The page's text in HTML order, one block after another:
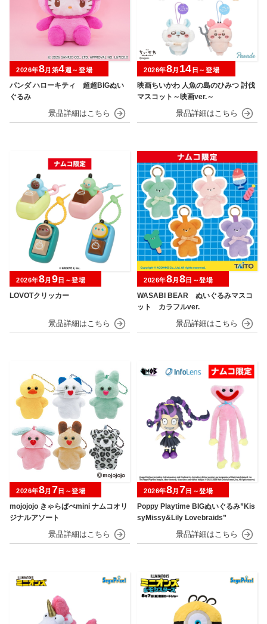
パンダ ハローキティ 超超BIGぬい
ぐるみ
2026年8月第4週～登場
映画ちいかわ 人魚の島のひみつ 討伐
マスコット～映画ver.～
2026年8月 14 日～登場
LOVOTクリッカー
2026年8月 9 日～登場
WASABI BEAR ぬいぐるみマスコ
ット カラフルver.
2026年8月 8 日～登場
mojojojo きゃらぱぺmini ナムコオリ
ジナルアソート
2026年8月 7日～登場
Poppy Playtime BIGぬいぐるみ”Kis
syMissy&Lily Lovebraids”
2026年8月 7日～登場